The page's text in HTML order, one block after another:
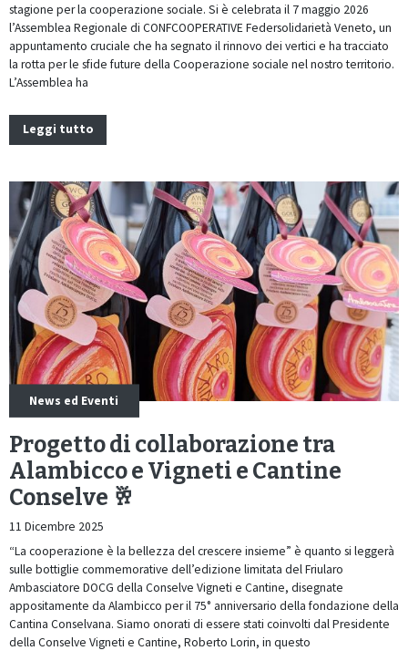
stagione per la cooperazione sociale. Si è celebrata il 7 maggio 2026
l’Assemblea Regionale di CONFCOOPERATIVE Federsolidarietà Veneto, un
appuntamento cruciale che ha segnato il rinnovo dei vertici e ha tracciato
la rotta per le sfide future della Cooperazione sociale nel nostro territorio.
L’Assemblea ha
Leggi tutto
News ed Eventi
Progetto di collaborazione tra
Alambicco e Vigneti e Cantine
Conselve 🥂
11 Dicembre 2025
“La cooperazione è la bellezza del crescere insieme” è quanto si leggerà
sulle bottiglie commemorative dell’edizione limitata del Friularo
Ambasciatore DOCG della Conselve Vigneti e Cantine, disegnate
appositamente da Alambicco per il 75° anniversario della fondazione della
Cantina Conselvana. Siamo onorati di essere stati coinvolti dal Presidente
della Conselve Vigneti e Cantine, Roberto Lorin, in questo